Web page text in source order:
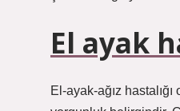
El ayak
El-ayak-ağız